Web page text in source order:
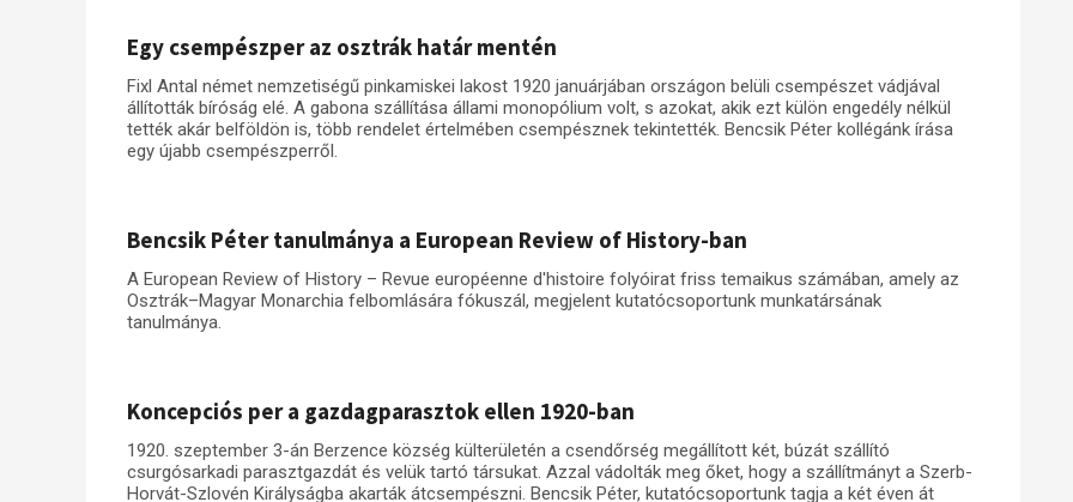
Egy csempészper az osztrák határ mentén
Fixl Antal német nemzetiségű pinkamiskei lakost 1920 januárjában országon belüli csempészet vádjával
állították bíróság elé. A gabona szállítása állami monopólium volt, s azokat, akik ezt külön engedély nélkül
tették akár belföldön is, több rendelet értelmében csempésznek tekintették. Bencsik Péter kollégánk írása
egy újabb csempészperről.
Bencsik Péter tanulmánya a European Review of History-ban
A European Review of History – Revue européenne d'histoire folyóirat friss temaikus számában, amely az
Osztrák–Magyar Monarchia felbomlására fókuszál, megjelent kutatócsoportunk munkatársának
tanulmánya.
Koncepciós per a gazdagparasztok ellen 1920-ban
1920. szeptember 3-án Berzence község külterületén a csendőrség megállított két, búzát szállító
csurgósarkadi parasztgazdát és velük tartó társukat. Azzal vádolták meg őket, hogy a szállítmányt a Szerb-
Horvát-Szlovén Királyságba akarták átcsempészni. Bencsik Péter, kutatócsoportunk tagja a két éven át